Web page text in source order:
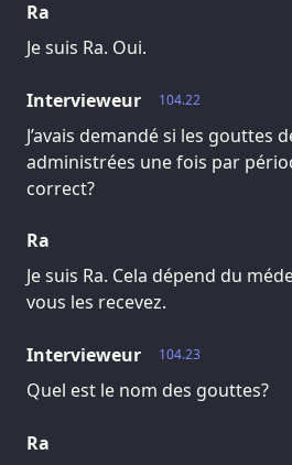
Ra
Je suis Ra. Oui.
104.22
Intervieweur
J’avais demandé si les gouttes
administrées une fois par
correct?
Ra
Je suis Ra. Cela dépend du
vous les recevez.
104.23
Intervieweur
Quel est le nom des gouttes?
Ra